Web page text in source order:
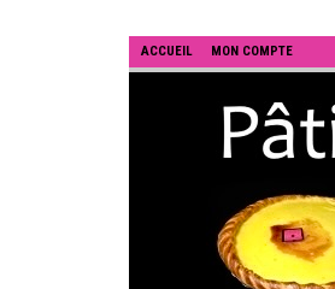
ACCUEIL MON COMPTE